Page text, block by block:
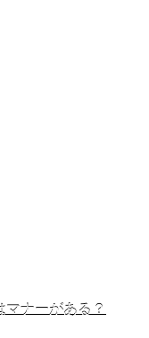
ナーがある？